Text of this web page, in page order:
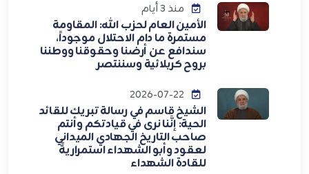
منذ 3 أيام
الأمين العام لحزب الله: المقاومة
مستمرة ما دام الاحتلال موجوداً،
سندافع عن أرضنا وحقوقنا ووطننا
بروح كربلائية وسننتصر
الشيخ قاسم في رسالة تبريك للقائد
الحية: إنَّنا نرى في قيادتكم وأنتم
صاحب التاريخ الجهادي الميداني
لعقود وأبو الشهداء استمراريةً
للقادة الشهداء